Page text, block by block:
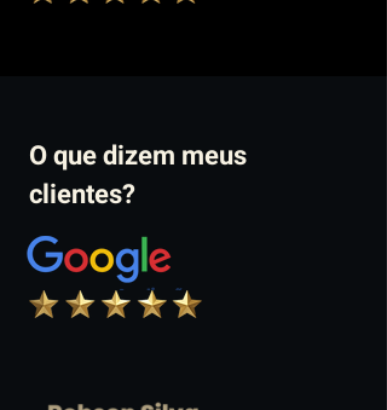
O que dizem meus
clientes?